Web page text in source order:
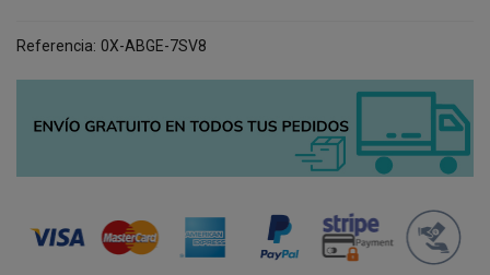
Referencia: 0X-ABGE-7SV8